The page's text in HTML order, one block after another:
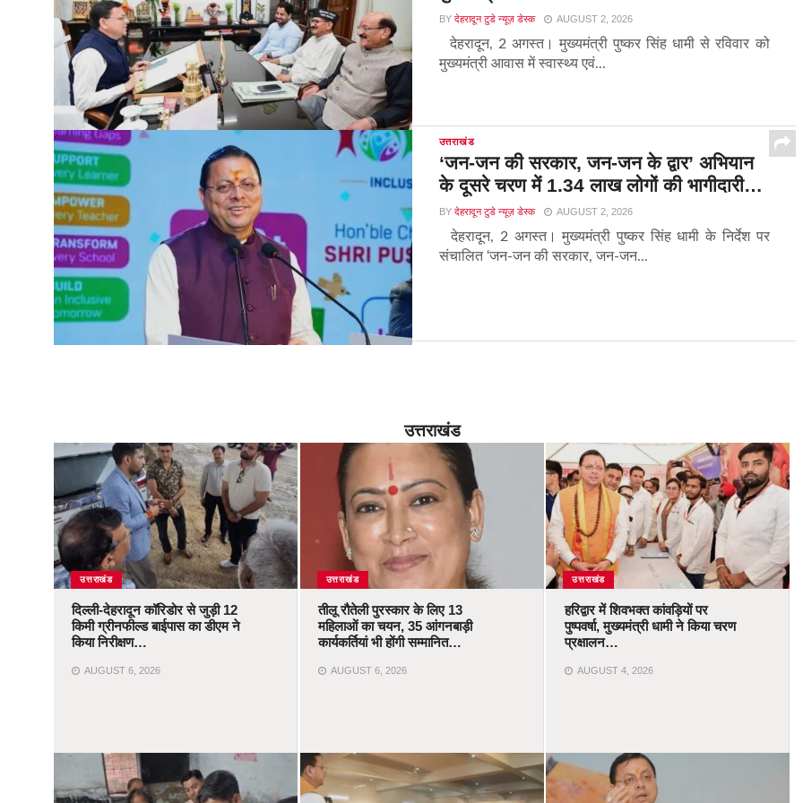
BY देहरादून टुडे न्यूज़ डेस्क AUGUST 2, 2026
देहरादून, 2 अगस्त। मुख्यमंत्री पुष्कर सिंह धामी से रविवार को
मुख्यमंत्री आवास में स्वास्थ्य एवं...
उत्तराखंड
‘जन-जन की सरकार, जन-जन के द्वार’ अभियान
के दूसरे चरण में 1.34 लाख लोगों की भागीदारी…
BY देहरादून टुडे न्यूज़ डेस्क AUGUST 2, 2026
देहरादून, 2 अगस्त। मुख्यमंत्री पुष्कर सिंह धामी के निर्देश पर
संचालित ‘जन-जन की सरकार, जन-जन...
उत्तराखंड
उत्तराखंड
दिल्ली-देहरादून कॉरिडोर से जुड़ी 12
किमी ग्रीनफील्ड बाईपास का डीएम ने
किया निरीक्षण…
AUGUST 6, 2026
उत्तराखंड
तीलू रौतेली पुरस्कार के लिए 13
महिलाओं का चयन, 35 आंगनबाड़ी
कार्यकर्तियां भी होंगी सम्मानित…
AUGUST 6, 2026
उत्तराखंड
हरिद्वार में शिवभक्त कांवड़ियों पर
पुष्पवर्षा, मुख्यमंत्री धामी ने किया चरण
प्रक्षालन…
AUGUST 4, 2026